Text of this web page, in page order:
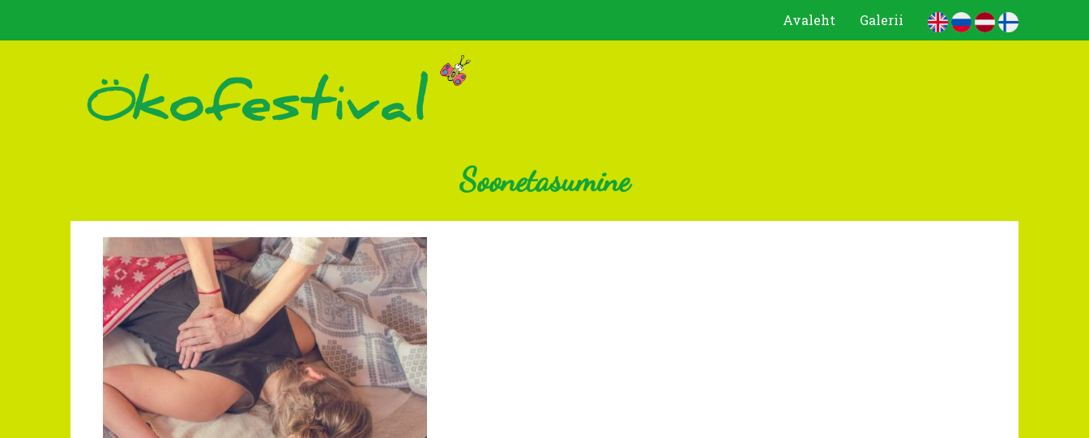
Avaleht Galerii
Soonetasumine